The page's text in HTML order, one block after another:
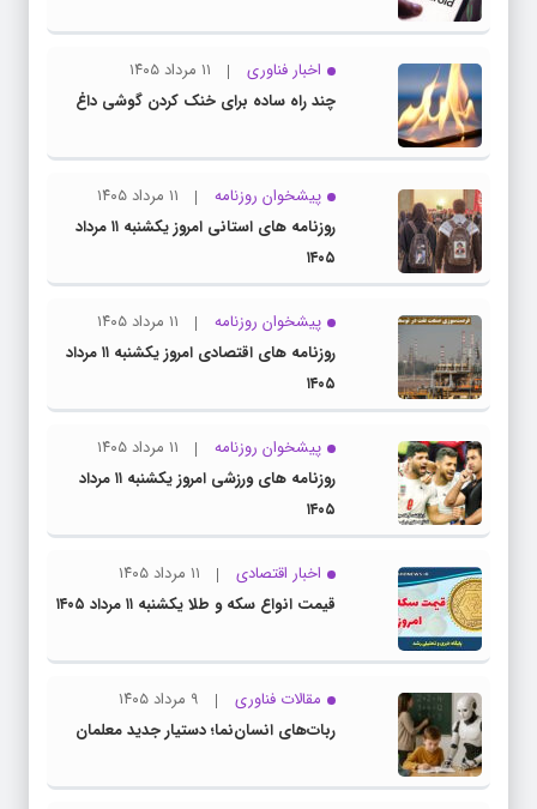
اخبار فناوری
۱۱ مرداد ۱۴۰۵
چند راه‌ ساده برای خنک کردن گوشی داغ
پیشخوان روزنامه
۱۱ مرداد ۱۴۰۵
روزنامه های استانی امروز یکشنبه ۱۱ مرداد
۱۴۰۵
پیشخوان روزنامه
۱۱ مرداد ۱۴۰۵
روزنامه های اقتصادی امروز یکشنبه ۱۱ مرداد
۱۴۰۵
پیشخوان روزنامه
۱۱ مرداد ۱۴۰۵
روزنامه های ورزشی امروز یکشنبه ۱۱ مرداد
۱۴۰۵
اخبار اقتصادی
۱۱ مرداد ۱۴۰۵
قیمت انواع سکه و طلا یکشنبه ۱۱ مرداد ۱۴۰۵
مقالات فناوری
۹ مرداد ۱۴۰۵
ربات‌های انسان‌نما؛ دستیار جدید معلمان